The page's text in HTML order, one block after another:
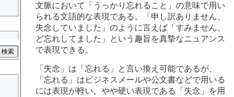
文脈において「うっかり忘れること」の意味で用い
られる文語的な表現である。「申し訳ありません、
失念していました」のように言えば「すみません、
ど忘れしてました」という趣旨を真摯なニュアンス
で表現できる。
「失念」は「忘れる」と言い換え可能であるが、
「忘れる」はビジネスメールや公文書などで用いる
には表現が軽い。やや硬い表現である「失念」を用